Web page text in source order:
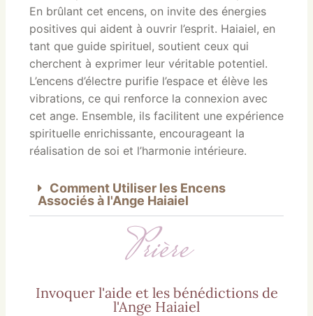
En brûlant cet encens, on invite des énergies
positives qui aident à ouvrir l’esprit. Haiaiel, en
tant que guide spirituel, soutient ceux qui
cherchent à exprimer leur véritable potentiel.
L’encens d’électre purifie l’espace et élève les
vibrations, ce qui renforce la connexion avec
cet ange. Ensemble, ils facilitent une expérience
spirituelle enrichissante, encourageant la
réalisation de soi et l’harmonie intérieure.
Comment Utiliser les Encens
Associés à l'Ange Haiaiel
Prière
Invoquer l'aide et les bénédictions de
l'Ange Haiaiel